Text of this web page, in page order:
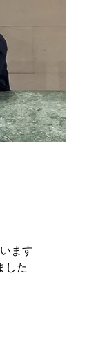
ます
した